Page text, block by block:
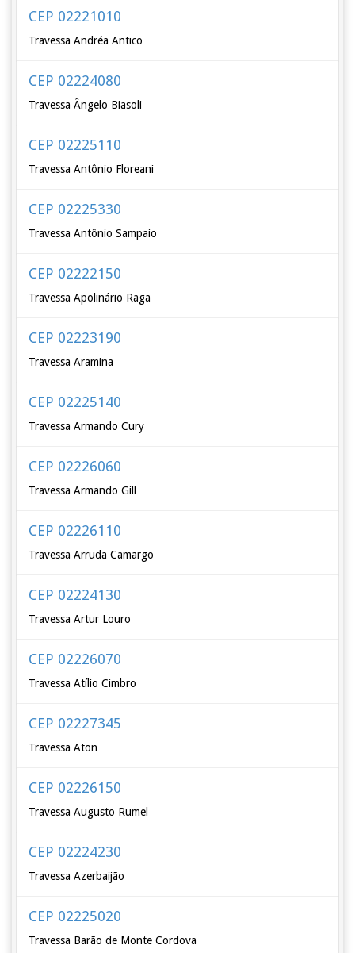
CEP 02221010
Travessa Andréa Antico
CEP 02224080
Travessa Ângelo Biasoli
CEP 02225110
Travessa Antônio Floreani
CEP 02225330
Travessa Antônio Sampaio
CEP 02222150
Travessa Apolinário Raga
CEP 02223190
Travessa Aramina
CEP 02225140
Travessa Armando Cury
CEP 02226060
Travessa Armando Gill
CEP 02226110
Travessa Arruda Camargo
CEP 02224130
Travessa Artur Louro
CEP 02226070
Travessa Atílio Cimbro
CEP 02227345
Travessa Aton
CEP 02226150
Travessa Augusto Rumel
CEP 02224230
Travessa Azerbaijão
CEP 02225020
Travessa Barão de Monte Cordova